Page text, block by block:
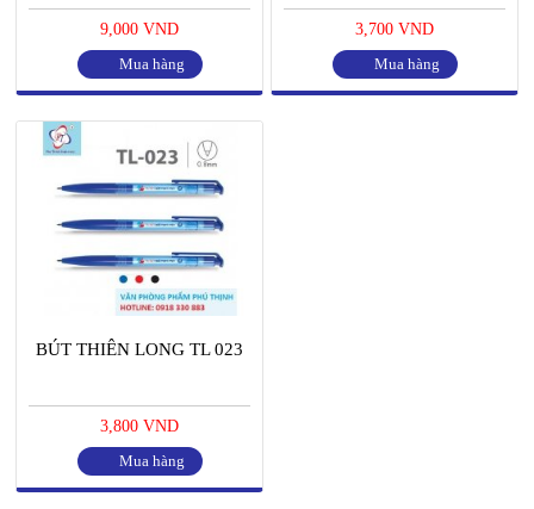
9,000 VND
Mua hàng
3,700 VND
Mua hàng
BÚT THIÊN LONG TL 023
3,800 VND
Mua hàng